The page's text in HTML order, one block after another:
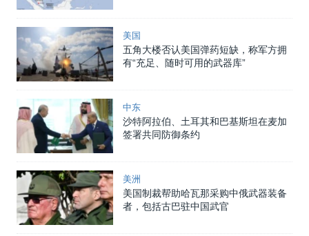
美国
五角大楼否认美国弹药短缺，称军方拥
有“充足、随时可用的武器库”
中东
沙特阿拉伯、土耳其和巴基斯坦在麦加
签署共同防御条约
美洲
美国制裁帮助哈瓦那采购中俄武器装备
者，包括古巴驻中国武官